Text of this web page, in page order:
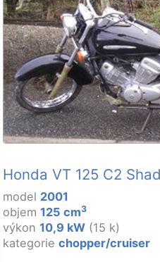
Honda VT 125 C2
model 2001
objem 125 cm3
výkon 10,9 kW (15 k)
kategorie chopper/cruiser